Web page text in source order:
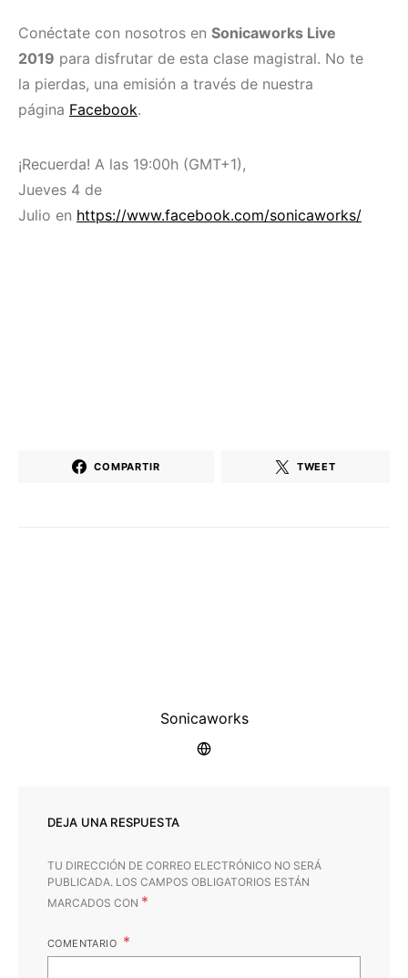
Conéctate con nosotros en Sonicaworks Live
2019 para disfrutar de esta clase magistral. No te
la pierdas, una emisión a través de nuestra
página Facebook.
¡Recuerda! A las 19:00h (GMT+1),
Jueves 4 de
Julio en https://www.facebook.com/sonicaworks/
COMPARTIR TWEET
Sonicaworks
DEJA UNA RESPUESTA
TU DIRECCIÓN DE CORREO ELECTRÓNICO NO SERÁ
PUBLICADA. LOS CAMPOS OBLIGATORIOS ESTÁN
MARCADOS CON *
COMENTARIO